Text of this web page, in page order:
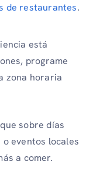
de restaurantes.
está
programe
zona horaria
sobre días
eventos locales
a comer.